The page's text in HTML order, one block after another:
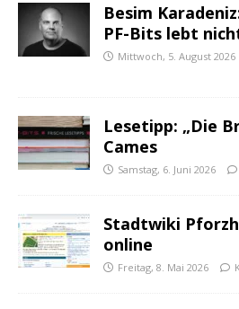
Besim
PF-Bits lebt
Mittwoch, 5. August 2026
Lesetipp: „Die
Cames
Samstag, 6. Juni 2026
Stadtwiki
online
Freitag, 8. Mai 2026